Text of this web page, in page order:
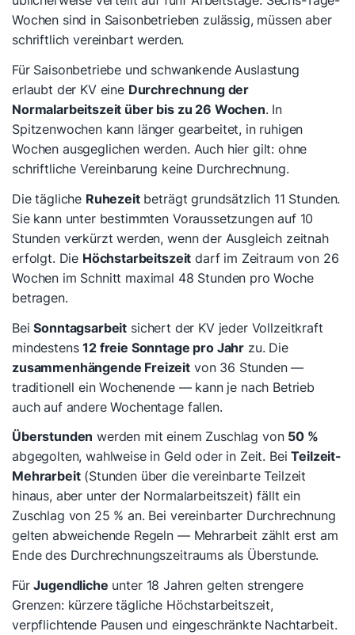
Wochen sind in Saisonbetrieben zulässig, müssen aber
schriftlich vereinbart werden.
Für Saisonbetriebe und schwankende Auslastung
erlaubt der KV eine Durchrechnung der
Normalarbeitszeit über bis zu 26 Wochen. In
Spitzenwochen kann länger gearbeitet, in ruhigen
Wochen ausgeglichen werden. Auch hier gilt: ohne
schriftliche Vereinbarung keine Durchrechnung.
Die tägliche Ruhezeitbeträgt grundsätzlich 11 Stunden.
Sie kann unter bestimmten Voraussetzungen auf 10
Stunden verkürzt werden, wenn der Ausgleich zeitnah
erfolgt. Die Höchstarbeitszeit darf im Zeitraum von 26
Wochen im Schnitt maximal 48 Stunden pro Woche
betragen.
BeiSonntagsarbeit sichert der KV jeder Vollzeitkraft
mindestens12 freie Sonntage pro Jahr zu. Die
zusammenhängende Freizeit von 36 Stunden —
traditionell ein Wochenende — kann je nach Betrieb
auch auf andere Wochentage fallen.
Überstunden werden mit einem Zuschlag von 50 %
abgegolten, wahlweise in Geld oder in Zeit. BeiTeilzeit-
Mehrarbeit(Stunden über die vereinbarte Teilzeit
hinaus, aber unter der Normalarbeitszeit) fällt ein
Zuschlag von 25 % an. Bei vereinbarter Durchrechnung
gelten abweichende Regeln — Mehrarbeit zählt erst am
Ende des Durchrechnungszeitraums als Überstunde.
FürJugendliche unter 18 Jahren gelten strengere
Grenzen: kürzere tägliche Höchstarbeitszeit,
verpflichtende Pausen und eingeschränkte Nachtarbeit.